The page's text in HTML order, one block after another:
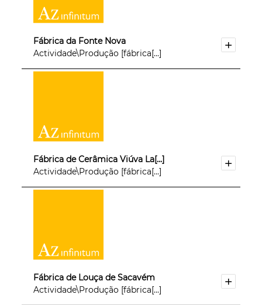
Fábrica da Fonte Nova
Actividade\Produção [fábrica[...]
Fábrica de Cerâmica Viúva La[...]
Actividade\Produção [fábrica[...]
Fábrica de Louça de Sacavém
Actividade\Produção [fábrica[...]